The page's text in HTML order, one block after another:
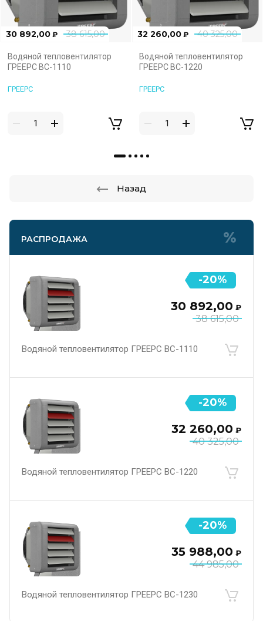
РАСПРОДАЖА
38 615,00
30 892,00 ₽
Водяной тепловентилятор ГРЕЕРС ВС-1110
-20%
40 325,00
32 260,00 ₽
Водяной тепловентилятор ГРЕЕРС ВС-1220
-20%
44 985,00
35 988,00 ₽
Водяной тепловентилятор ГРЕЕРС ВС-1230
-20%
38 615,00
30 892,00 ₽
Водяной тепловентилятор
ГРЕЕРС ВС-1110
ГРЕЕРС
40 325,00
32 260,00 ₽
Водяной тепловентилятор
ГРЕЕРС ВС-1220
ГРЕЕРС
Назад